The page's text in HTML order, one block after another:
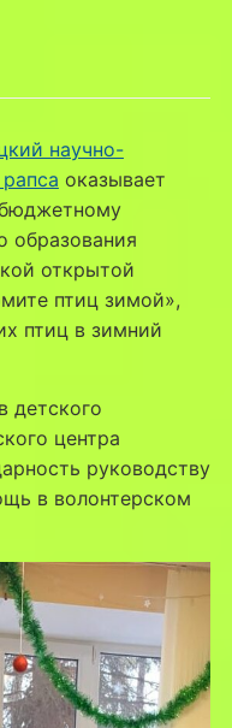
научно-
оказывает
образования
открытой
птиц зимой»,
птиц в зимний
детского
центра
руководству
в волонтерском